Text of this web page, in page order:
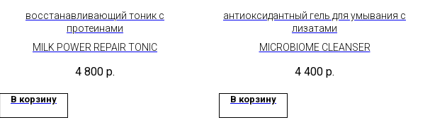
восстанавливающий тоник с
протеинами
MILK POWER REPAIR TONIC
4 800 р.
В корзину
антиоксидантный гель для умывания с
лизатами
MICROBIOME CLEANSER
4 400 р.
В корзину